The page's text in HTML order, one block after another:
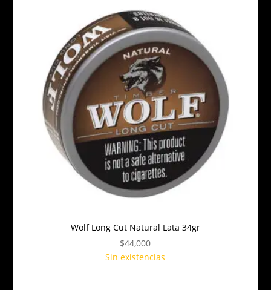
Wolf Long Cut Natural Lata 34gr
$44,000
Sin existencias